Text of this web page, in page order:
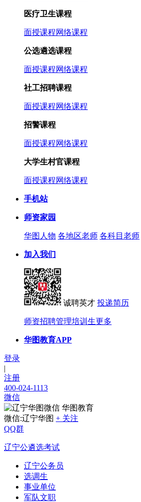
医疗卫生课程
面授课程网络课程
公选遴选课程
面授课程网络课程
社工招聘课程
面授课程网络课程
招警课程
面授课程网络课程
大学生村官课程
面授课程网络课程
手机站
师资家园
华图人物 各地区老师 各科目老师
加入我们
诚聘英才 投递简历
师资招聘管理培训生更多
华图教育APP
登录
|
注册
400-024-1113
微信
华图教育
微信:辽宁华图 + 关注
QQ群
辽宁公遴选考试
辽宁公务员
选调生
事业单位
军队文职